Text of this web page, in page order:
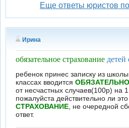
Еще ответы юристов
Ирина
обязательное страхование детей
ребенок принес записку из
классах вводится
от несчастных случаев(100р) на
пожалуйста действительно ли
СТРАХОВАНИЕ , не очередной
ответ.